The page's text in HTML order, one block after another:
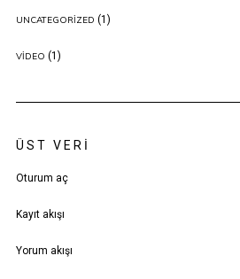
UNCATEGORIZED (1)
VIDEO (1)
ÜST VERI
Oturum aç
Kayıt akışı
Yorum akışı